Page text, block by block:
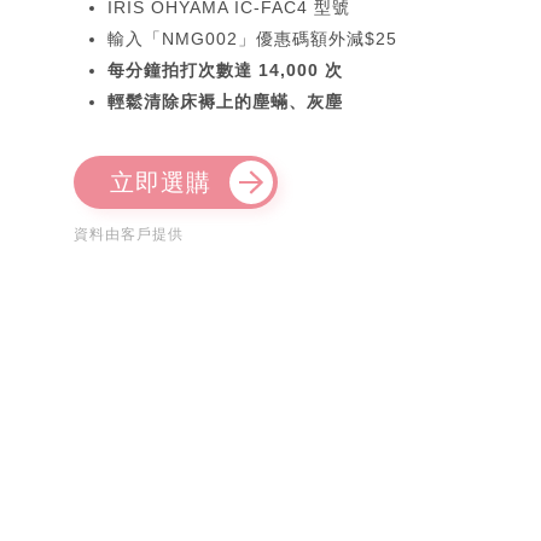
IRIS OHYAMA IC-FAC4 型號
輸入「NMG002」優惠碼額外減$25
每分鐘拍打次數達 14,000 次
輕鬆清除床褥上的塵蟎、灰塵
立即選購
資料由客戶提供